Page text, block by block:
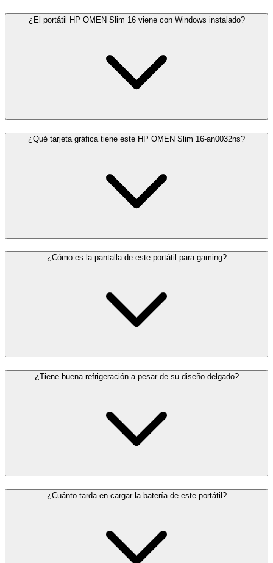
¿El portátil HP OMEN Slim 16 viene con Windows instalado?
¿Qué tarjeta gráfica tiene este HP OMEN Slim 16-an0032ns?
¿Cómo es la pantalla de este portátil para gaming?
¿Tiene buena refrigeración a pesar de su diseño delgado?
¿Cuánto tarda en cargar la batería de este portátil?